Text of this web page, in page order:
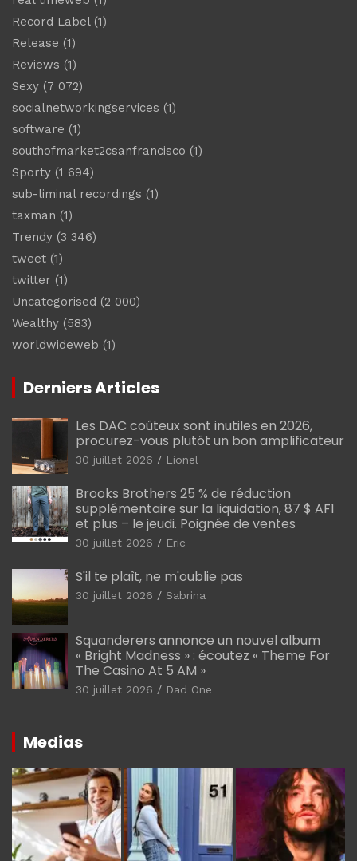
Record Label(1)
Release (1)
Reviews (1)
Sexy (7 072)
socialnetworkingservices (1)
software (1)
southofmarket2csanfrancisco (1)
Sporty (1 694)
sub-liminal recordings (1)
taxman (1)
Trendy (3 346)
tweet (1)
twitter (1)
Uncategorised (2 000)
Wealthy (583)
worldwideweb (1)
Derniers Articles
Les DAC coûteux sont inutiles en 2026,
procurez-vous plutôt un bon amplificateur
30 juillet 2026 Lionel
Brooks Brothers 25 % de réduction
supplémentaire sur la liquidation, 87 $ AF1
et plus – le jeudi. Poignée de ventes
30 juillet 2026 Eric
S'il te plaît, ne m'oublie pas
30 juillet 2026 Sabrina
Squanderers annonce un nouvel album
« Bright Madness » : écoutez « Theme For
The Casino At 5 AM »
30 juillet 2026 Dad One
Medias